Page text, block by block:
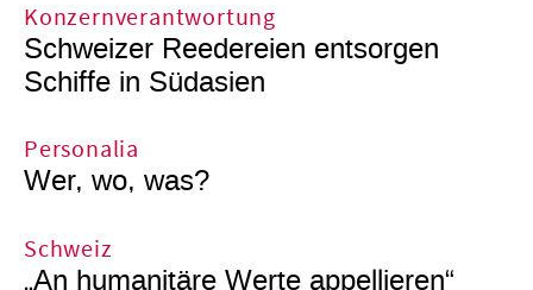
Konzernverantwortung
Schweizer Reedereien entsorgen
Schiffe in Südasien
Personalia
Wer, wo, was?
Schweiz
„An humanitäre Werte appellieren“